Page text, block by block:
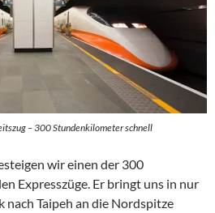
– 300 Stundenkilometer schnell
wir einen der 300
Expresszüge. Er bringt uns in nur
Taipeh an die Nordspitze